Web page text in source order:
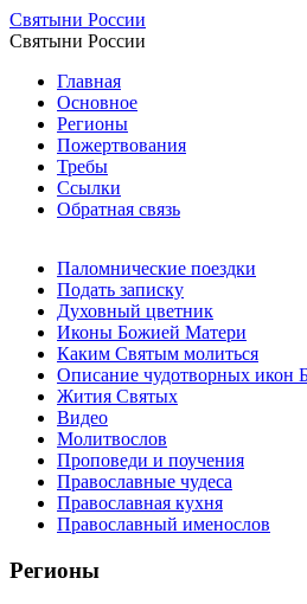
Святыни России
Святыни России
Главная
Основное
Регионы
Пожертвования
Требы
Ссылки
Обратная связь
Паломнические поездки
Подать записку
Духовный цветник
Иконы Божией Матери
Каким Святым молиться
Описание чудотворных икон
Жития Святых
Видео
Молитвослов
Проповеди и поучения
Православные чудеса
Православная кухня
Православный именослов
Регионы